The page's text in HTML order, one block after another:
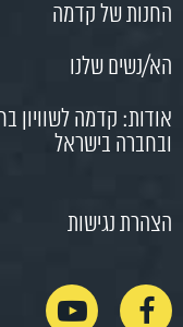
החנות של קדמה
הא/נשים שלנו
אודות: קדמה לשוויון
ובחברה בישראל
הצהרת נגישות